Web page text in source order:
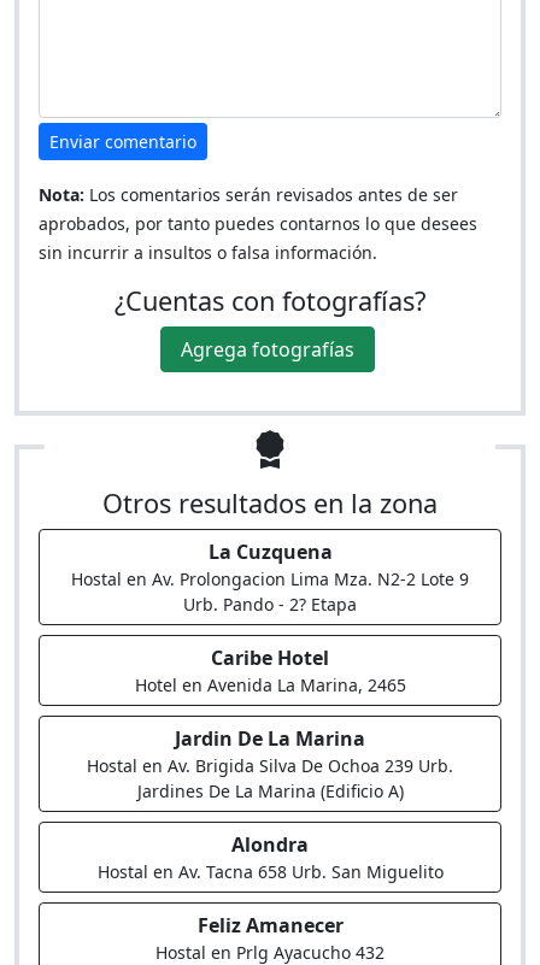
Enviar comentario
Nota: Los comentarios serán revisados antes de ser
aprobados, por tanto puedes contarnos lo que desees
sin incurrir a insultos o falsa información.
¿Cuentas con fotografías?
Agrega fotografías
Otros resultados en la zona
La Cuzquena
Hostal en Av. Prolongacion Lima Mza. N2-2 Lote 9
Urb. Pando - 2? Etapa
Caribe Hotel
Hotel en Avenida La Marina, 2465
Jardin De La Marina
Hostal en Av. Brigida Silva De Ochoa 239 Urb.
Jardines De La Marina (Edificio A)
Alondra
Hostal en Av. Tacna 658 Urb. San Miguelito
Feliz Amanecer
Hostal en Prlg Ayacucho 432